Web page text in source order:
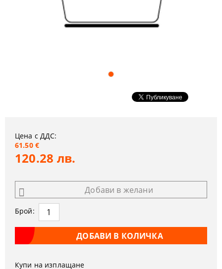
Цена с ДДС:
61.50 €
120.28 лв.
Добави в желани
Брой:
Купи на изплащане